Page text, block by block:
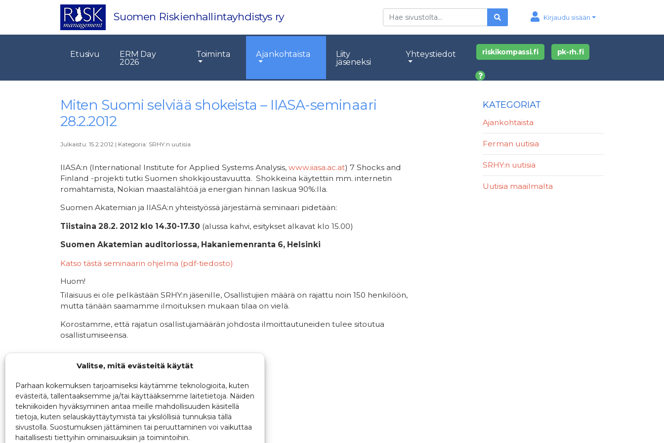
Valitse, mitä evästeitä käytät
Parhaan kokemuksen tarjoamiseksi käytämme teknologioita, kuten
evästeitä, tallentaaksemme ja/tai käyttääksemme laitetietoja. Näiden
tekniikoiden hyväksyminen antaa meille mahdollisuuden käsitellä
tietoja, kuten selauskäyttäytymistä tai yksilöllisiä tunnuksia tällä
sivustolla. Suostumuksen jättäminen tai peruuttaminen voi vaikuttaa
haitallisesti tiettyihin ominaisuuksiin ja toimintoihin.
Suomen Riskienhallintayhdistys ry Kirjaudu sisään
Etsi
Etusivu
ERM Day
2026
Toiminta Ajankohtaista
Liity
jäseneksi
Yhteystiedot riskikompassi.fi pk-rh.fi
Miten Suomi selviää shokeista – IIASA-seminaari
28.2.2012
Julkaistu: 15.2.2012 | Kategoria: SRHY:n uutisia
IIASA:n (International Institute for Applied Systems Analysis, www.iiasa.ac.at) 7 Shocks and
Finland -projekti tutki Suomen shokkijoustavuutta. Shokkeina käytettiin mm. internetin
romahtamista, Nokian maastalähtöä ja energian hinnan laskua 90%:lla.
Suomen Akatemian ja IIASA:n yhteistyössä järjestämä seminaari pidetään:
Tiistaina 28.2. 2012 klo 14.30-17.30 (alussa kahvi, esitykset alkavat klo 15.00)
Suomen Akatemian auditoriossa, Hakaniemenranta 6, Helsinki
Katso tästä seminaarin ohjelma (pdf-tiedosto)
Huom!
Tilaisuus ei ole pelkästään SRHY:n jäsenille, Osallistujien määrä on rajattu noin 150 henkilöön,
mutta tänään saamamme ilmoituksen mukaan tilaa on vielä.
Korostamme, että rajatun osallistujamäärän johdosta ilmoittautuneiden tulee sitoutua
osallistumiseensa.
KATEGORIAT
Ajankohtaista
Ferman uutisia
SRHY:n uutisia
Uutisia maailmalta